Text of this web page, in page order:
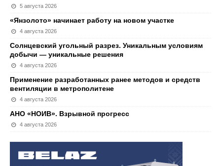
5 августа 2026
«Янзолото» начинает работу на новом участке
4 августа 2026
Солнцевский угольный разрез. Уникальным условиям
добычи — уникальные решения
4 августа 2026
Применение разработанных ранее методов и средств
вентиляции в метрополитене
4 августа 2026
АНО «НОИВ». Взрывной прогресс
4 августа 2026